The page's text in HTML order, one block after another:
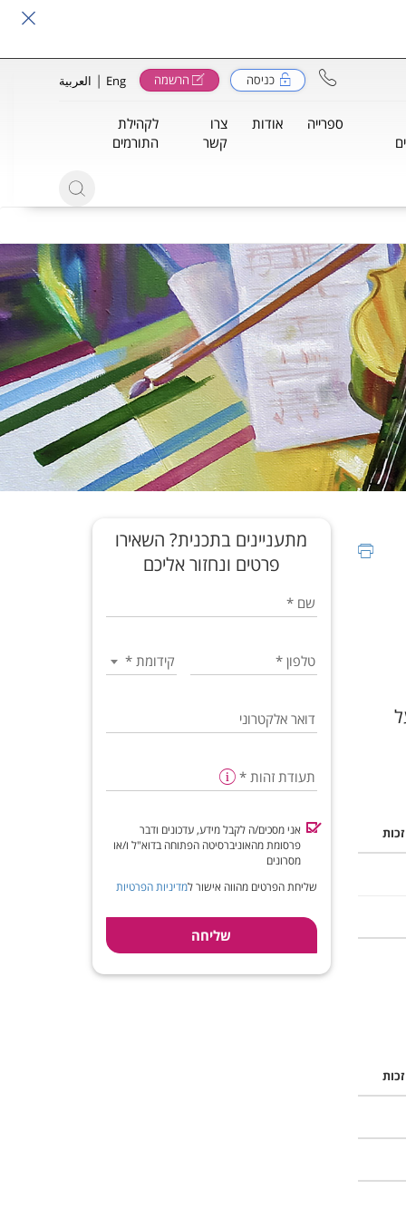
כניסה הרשמה Eng
| العربية
ספרייה אודות
צרו
קשר
לקהילת
התורמים
ועוד 12 נ"ז על
מתעניינים בתכנית? השאירו
פרטים ונחזור אליכם
שם *
תעודת זהות *
טלפון * קידומת *
דואר אלקטרוני
אני מסכים/ה לקבל מידע, עדכונים ודבר
פרסומת מהאוניברסיטה הפתוחה בדוא"ל ו/או
מסרונים
שליחת הפרטים מהווה אישור למדיניות הפרטיות